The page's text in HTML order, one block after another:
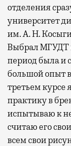
отделения
университет
им. А. Н.
Выбрал МГУДТ
период была и
большой опыт
третьем курсе
практику в
испытываю к
считаю его
всем свои